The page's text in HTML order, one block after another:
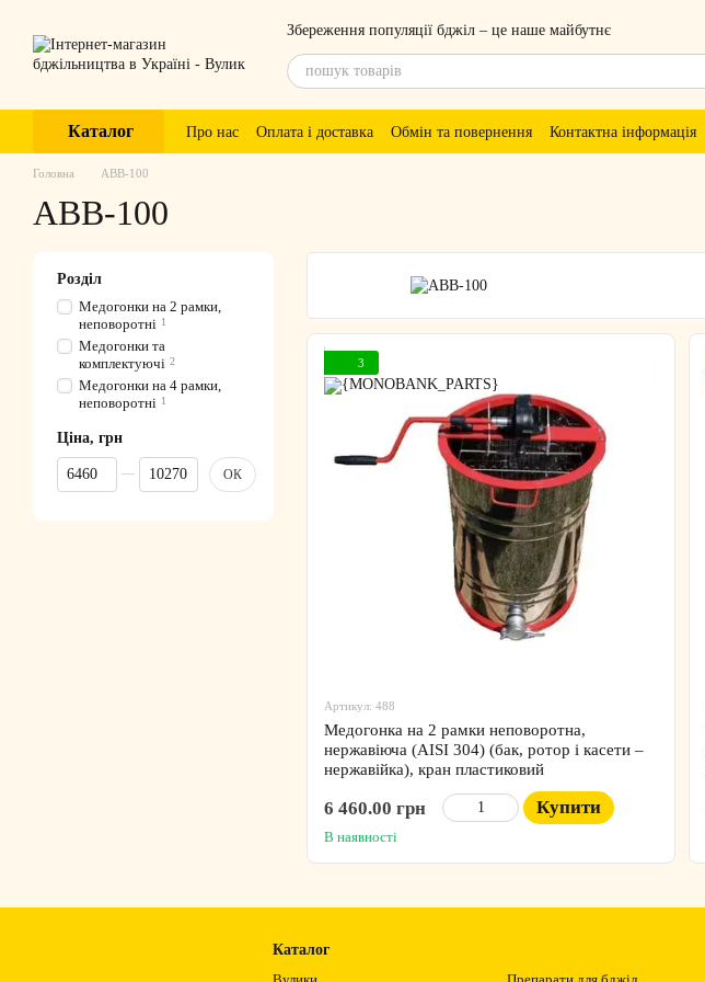
Збереження популяції бджіл – це наше майбутнє
Каталог Про нас Оплата і доставка Обмін та повернення Контактна інформація
Головна ABB-100
ABB-100
3
Артикул: 488
Медогонка на 2 рамки неповоротна,
нержавіюча (AISI 304) (бак, ротор і касети –
нержавійка), кран пластиковий
6 460.00 грн Купити
В наявності
Розділ
Медогонки на 2 рамки,
неповоротні 1
Медогонки та
комплектуючі 2
Медогонки на 4 рамки,
неповоротні 1
Ціна, грн
Від Ціна, грн
До Ціна, грн
ОК
Каталог